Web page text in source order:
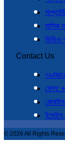
মাসিক
ভিডিও
Contact Us
৭৯/ক/
ফোন:
© 2026 All Rights